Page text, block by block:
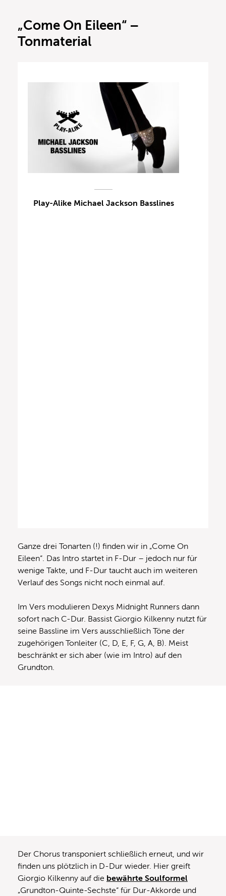
„Come On Eileen“ –
Tonmaterial
Play-Alike Michael Jackson Basslines
Ganze drei Tonarten (!) finden wir in „Come On
Eileen“. Das Intro startet in F-Dur – jedoch nur für
wenige Takte, und F-Dur taucht auch im weiteren
Verlauf des Songs nicht noch einmal auf.
Im Vers modulieren Dexys Midnight Runners dann
sofort nach C-Dur. Bassist Giorgio Kilkenny nutzt für
seine Bassline im Vers ausschließlich Töne der
zugehörigen Tonleiter (C, D, E, F, G, A, B). Meist
beschränkt er sich aber (wie im Intro) auf den
Grundton.
Der Chorus transponiert schließlich erneut, und wir
finden uns plötzlich in D-Dur wieder. Hier greift
Giorgio Kilkenny auf die bewährte Soulformel
„Grundton-Quinte-Sechste“ für Dur-Akkorde und